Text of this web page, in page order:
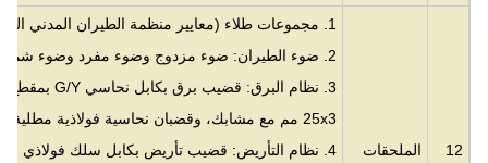
12 الملحقات
1. مجموعات طلاء (معايير منظمة الطيران المدني الدولي): طلاء أكريليك مضاد للتآكل مائي
2. ضوء الطيران: ضوء مزدوج وضوء مفرد وضوء شمسي
25x3 مم مع مشابك، وقضبان نحاسية فولاذية مطلية بالنحاس أو حسب ما يحدده العملاء.
4. نظام التأريض: قضيب تأريض بكابل سلك فولاذي